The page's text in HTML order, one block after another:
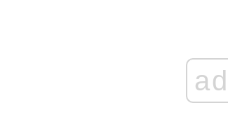
ad